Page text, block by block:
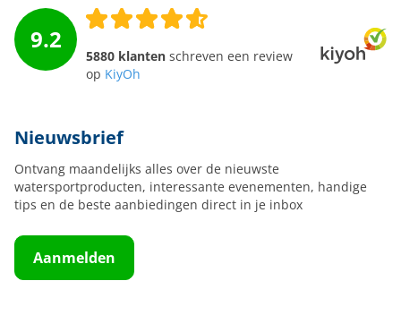
9.2
5880 klanten schreven een review
op KiyOh
Nieuwsbrief
Ontvang maandelijks alles over de nieuwste
watersportproducten, interessante evenementen, handige
tips en de beste aanbiedingen direct in je inbox
Aanmelden